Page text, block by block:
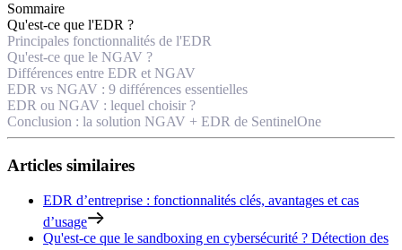
Sommaire
Qu'est-ce que l'EDR ?
Principales fonctionnalités de l'EDR
Qu'est-ce que le NGAV ?
Différences entre EDR et NGAV
EDR vs NGAV : 9 différences essentielles
EDR ou NGAV : lequel choisir ?
Conclusion : la solution NGAV + EDR de SentinelOne
Articles similaires
EDR d’entreprise : fonctionnalités clés, avantages et cas
d’usage
Qu'est-ce que le sandboxing en cybersécurité ? Détection des